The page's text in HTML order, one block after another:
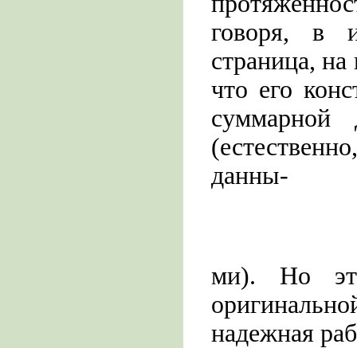
говоря, в
страница, на
что его
данны-
ми). Но
надежная